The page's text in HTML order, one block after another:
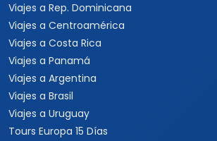
Viajes a Rep. Dominicana
Viajes a Centroamérica
Viajes a Costa Rica
Viajes a Panamá
Viajes a Argentina
Viajes a Brasil
Viajes a Uruguay
Tours Europa 15 Días